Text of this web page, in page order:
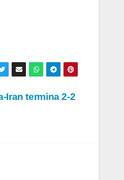
Iran termina 2-2